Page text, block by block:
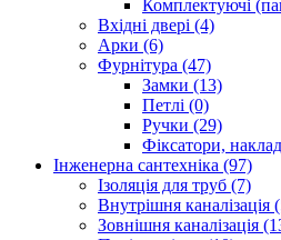
Комплектуючі
Вхідні двері (4)
Арки (6)
Фурнітура (47)
Замки (13)
Петлі (0)
Ручки (29)
Фіксатори,
Інженерна сантехніка (97)
Ізоляція для труб (7)
Внутрішня каналізація
Зовнішня каналізація